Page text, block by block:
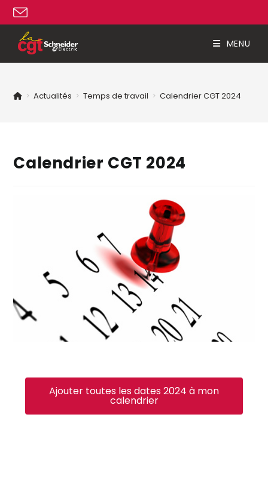
MENU
> Actualités > Temps de travail > Calendrier CGT 2024
Calendrier CGT 2024
Ajouter toutes les dates 2024 à mon
calendrier